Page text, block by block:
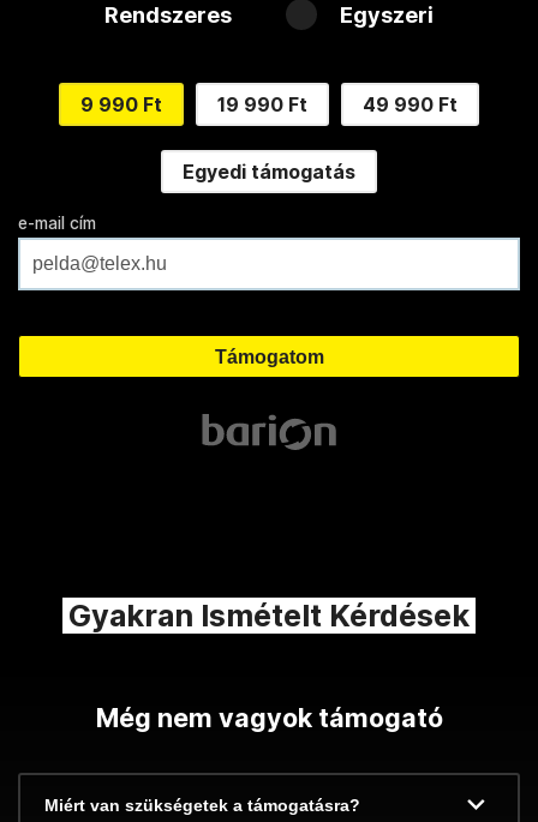
Rendszeres Egyszeri
9 990 Ft 19 990 Ft 49 990 Ft
Egyedi támogatás
e-mail cím
Gyakran Ismételt Kérdések
Még nem vagyok támogató
Miért van szükségetek a támogatásra?